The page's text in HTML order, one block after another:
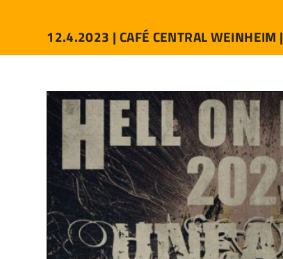
12.4.2023 | CAFÉ CENTRAL WEINHEIM |